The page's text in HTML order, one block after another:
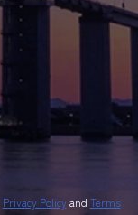
Privacy Policyand Terms